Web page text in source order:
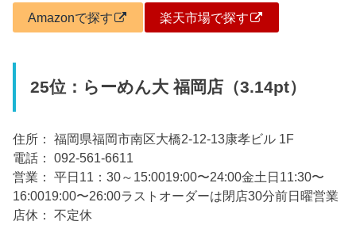
Amazonで探す 楽天市場で探す
25位：らーめん大 福岡店（3.14pt）
住所： 福岡県福岡市南区大橋2-12-13康孝ビル 1F
電話： 092-561-6611
営業： 平日11：30～15:0019:00〜24:00金土日11:30〜
16:0019:00〜26:00ラストオーダーは閉店30分前日曜営業
店休： 不定休